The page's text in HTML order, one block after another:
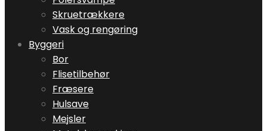
Skruetrækkere
Vask og rengøring
Byggeri
Bor
Flisetilbehør
Fræsere
Hulsave
Mejsler